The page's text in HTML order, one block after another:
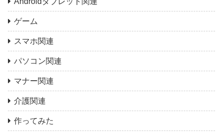
ゲーム
スマホ関連
パソコン関連
マナー関連
介護関連
作ってみた